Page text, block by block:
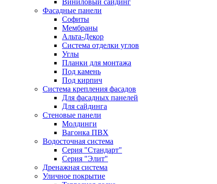
Виниловый сайдинг
Фасадные панели
Софиты
Мембраны
Альта-Декор
Система отделки углов
Углы
Планки для монтажа
Под камень
Под кирпич
Система крепления фасадов
Для фасадных панелей
Для сайдинга
Стеновые панели
Молдинги
Вагонка ПВХ
Водосточная система
Серия "Стандарт"
Серия "Элит"
Дренажная система
Уличное покрытие